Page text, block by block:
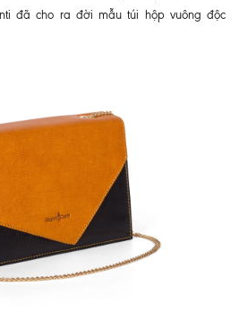
đã cho ra đời mẫu túi hộp vuông độc